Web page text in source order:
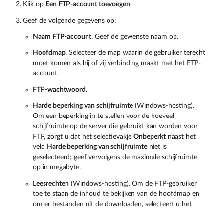
Klik op Een FTP-account toevoegen.
Geef de volgende gegevens op:
Naam FTP-account. Geef de gewenste naam op.
Hoofdmap. Selecteer de map waarin de gebruiker terecht
moet komen als hij of zij verbinding maakt met het FTP-
account.
FTP-wachtwoord.
Harde beperking van schijfruimte (Windows-hosting).
Om een beperking in te stellen voor de hoeveel
schijfruimte op de server die gebruikt kan worden voor
FTP, zorgt u dat het selectievakje Onbeperkt naast het
veld
Harde beperking van schijfruimte niet is
geselecteerd; geef vervolgens de maximale schijfruimte
op in megabyte.
Leesrechten (Windows-hosting). Om de FTP-gebruiker
toe te staan de inhoud te bekijken van de hoofdmap en
om er bestanden uit de downloaden, selecteert u het